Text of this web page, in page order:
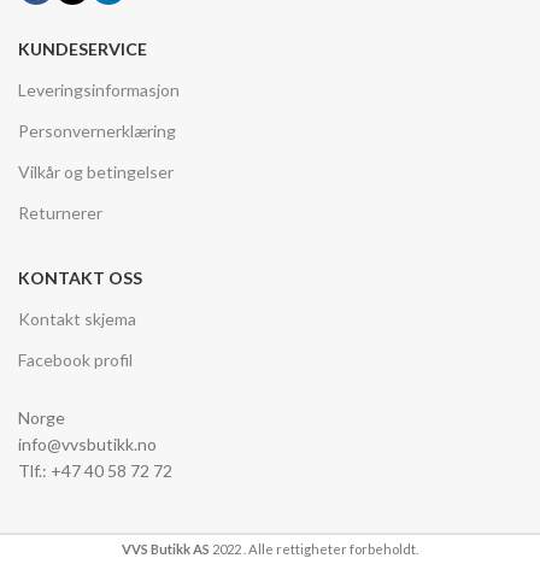
KUNDESERVICE
Leveringsinformasjon
Personvernerklæring
Vilkår og betingelser
Returnerer
KONTAKT OSS
Kontakt skjema
Facebook profil
Norge
info@vvsbutikk.no
Tlf.: +47 40 58 72 72
VVS Butikk AS 2022 . Alle rettigheter forbeholdt.